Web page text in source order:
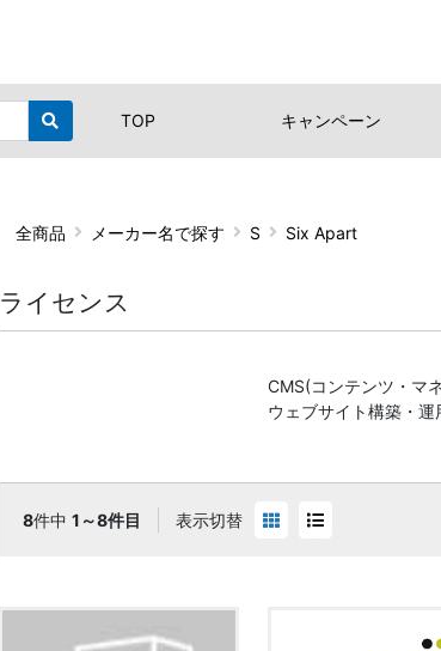
TOP キャンペーン
全商品 メーカー名で探す S Six Apart
ライセンス
CMS(コンテンツ・マ
ウェブサイト構築・運
8件中 1～8件目 表示切替